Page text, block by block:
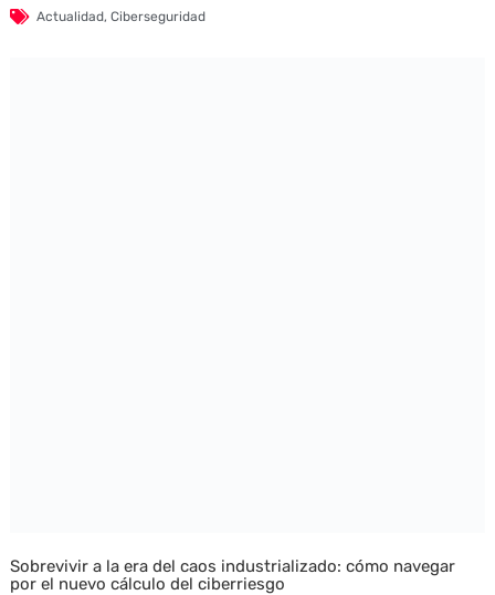
Actualidad, Ciberseguridad
Sobrevivir a la era del caos industrializado: cómo navegar
por el nuevo cálculo del ciberriesgo